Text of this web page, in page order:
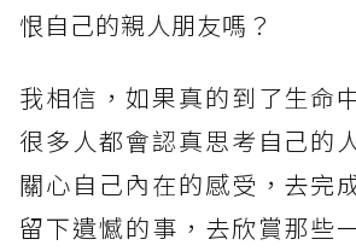
恨自己的親人朋友嗎？
我相信，如果真的到了生命
很多人都會認真思考自己的
關心自己內在的感受，去完
留下遺憾的事，去欣賞那些